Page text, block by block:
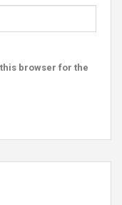
browser for the